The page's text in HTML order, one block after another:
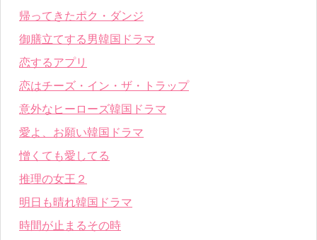
帰ってきたポク・ダンジ
御膳立てする男韓国ドラマ
恋するアプリ
恋はチーズ・イン・ザ・トラップ
意外なヒーローズ韓国ドラマ
愛よ、お願い韓国ドラマ
憎くても愛してる
推理の女王２
明日も晴れ韓国ドラマ
時間が止まるその時